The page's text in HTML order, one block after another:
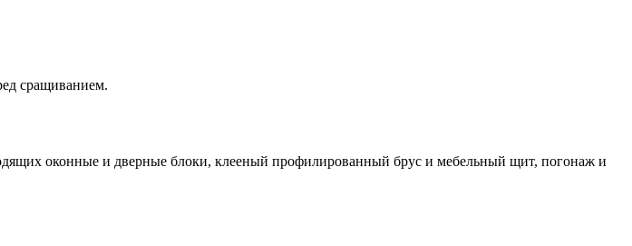
сращиванием.
оконные и дверные блоки, клееный профилированный брус и мебельный щит, погонаж и